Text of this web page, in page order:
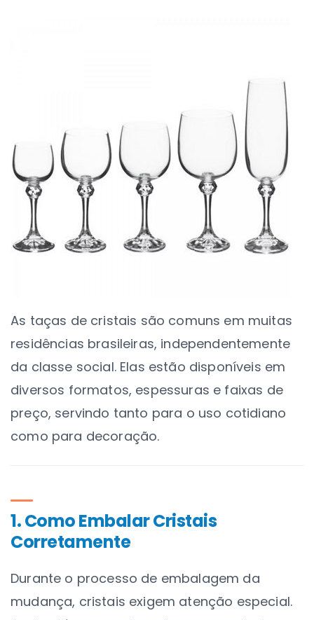
As taças de cristais são comuns em muitas
residências brasileiras, independentemente
da classe social. Elas estão disponíveis em
diversos formatos, espessuras e faixas de
preço, servindo tanto para o uso cotidiano
como para decoração.
1. Como Embalar Cristais
Corretamente
Durante o processo de embalagem da
mudança, cristais exigem atenção especial.